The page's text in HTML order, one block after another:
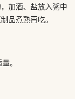
加酒、盐放入粥中
品煮熟再吃。
。